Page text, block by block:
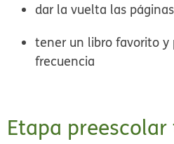
dar la vuelta las
tener un libro favorito y
frecuencia
Etapa